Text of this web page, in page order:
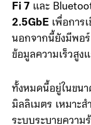
Elite ER939-AI
Fi 7และ
2.5GbEเพื่อการเ
นอกจากนี้ยังมีพอร์
ทั้งหมดนี้อยู่ในขน
มิลลิเมตร เหมาะ